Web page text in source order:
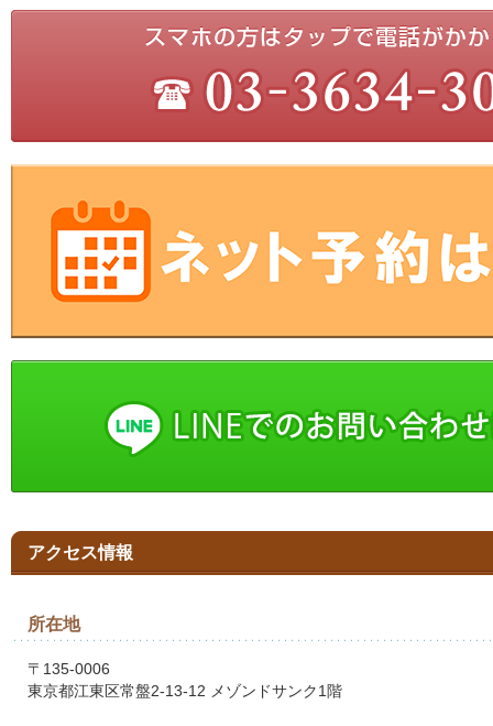
アクセス情報
所在地
〒135-0006
東京都江東区常盤2-13-12 メゾンドサンク1階